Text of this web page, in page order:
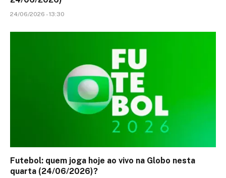
24/06/2026 - 13:30
Futebol: quem joga hoje ao vivo na Globo nesta
quarta (24/06/2026)?